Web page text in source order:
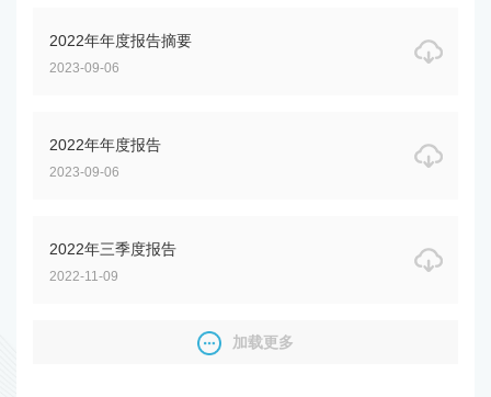
2023-09-06
2022年年度报告摘要
2023-09-06
2022年年度报告
2022-11-09
2022年三季度报告
加载更多